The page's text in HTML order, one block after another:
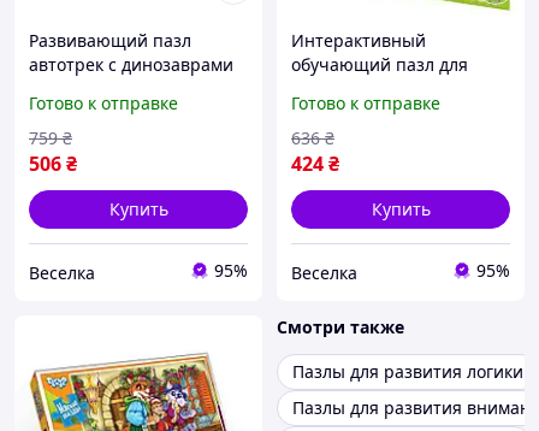
Развивающий пазл
автотрек с динозаврами
обучения дорожным
правилам детям от 3 лет
FLAME
Готово к отправке
506₴
759 ₴
Купить
Веселка 95%
Интерактивный
обучающий пазл для
алфавит с
аудиоподдержкой на трех
языках FLAME
Готово к отправке
424₴
636 ₴
Купить
Веселка 95%
Смотри также
Пазлы для развития логики
Пазлы для развития